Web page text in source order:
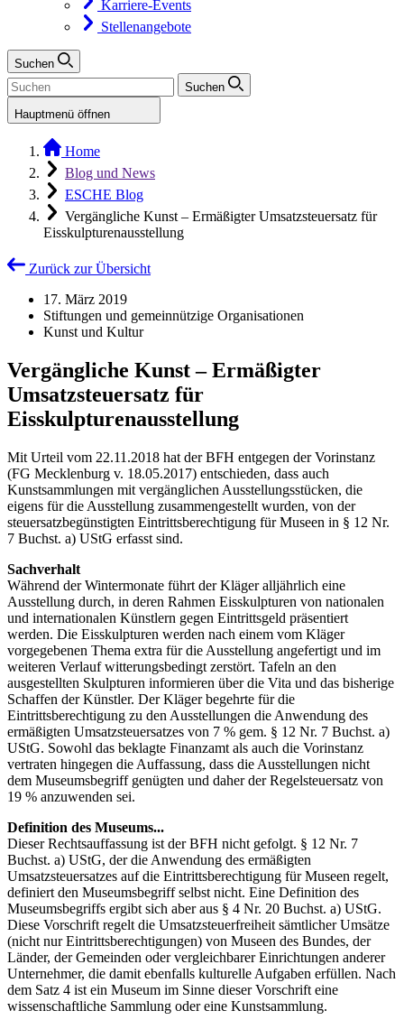
Karriere-Events
Stellenangebote
Suchen
Suchen
Hauptmenü öffnen
Home
Blog und News
ESCHE Blog
Vergängliche Kunst – Ermäßigter Umsatzsteuersatz für
Eisskulpturenausstellung
Zurück zur Übersicht
17. März 2019
Stiftungen und gemeinnützige Organisationen
Kunst und Kultur
Vergängliche Kunst – Ermäßigter
Umsatzsteuersatz für
Eisskulpturenausstellung
Mit Urteil vom 22.11.2018 hat der BFH entgegen der Vorinstanz
(FG Mecklenburg v. 18.05.2017) entschieden, dass auch
Kunstsammlungen mit vergänglichen Ausstellungsstücken, die
eigens für die Ausstellung zusammengestellt wurden, von der
steuersatzbegünstigten Eintrittsberechtigung für Museen in § 12 Nr.
7 Buchst. a) UStG erfasst sind.
Sachverhalt
Während der Wintermonate führt der Kläger alljährlich eine
Ausstellung durch, in deren Rahmen Eisskulpturen von nationalen
und internationalen Künstlern gegen Eintrittsgeld präsentiert
werden. Die Eisskulpturen werden nach einem vom Kläger
vorgegebenen Thema extra für die Ausstellung angefertigt und im
weiteren Verlauf witterungsbedingt zerstört. Tafeln an den
ausgestellten Skulpturen informieren über die Vita und das bisherige
Schaffen der Künstler. Der Kläger begehrte für die
Eintrittsberechtigung zu den Ausstellungen die Anwendung des
ermäßigten Umsatzsteuersatzes von 7 % gem. § 12 Nr. 7 Buchst. a)
UStG. Sowohl das beklagte Finanzamt als auch die Vorinstanz
vertraten hingegen die Auffassung, dass die Ausstellungen nicht
dem Museumsbegriff genügten und daher der Regelsteuersatz von
19 % anzuwenden sei.
Definition des Museums...
Dieser Rechtsauffassung ist der BFH nicht gefolgt. § 12 Nr. 7
Buchst. a) UStG, der die Anwendung des ermäßigten
Umsatzsteuersatzes auf die Eintrittsberechtigung für Museen regelt,
definiert den Museumsbegriff selbst nicht. Eine Definition des
Museumsbegriffs ergibt sich aber aus § 4 Nr. 20 Buchst. a) UStG.
Diese Vorschrift regelt die Umsatzsteuerfreiheit sämtlicher Umsätze
(nicht nur Eintrittsberechtigungen) von Museen des Bundes, der
Länder, der Gemeinden oder vergleichbarer Einrichtungen anderer
Unternehmer, die damit ebenfalls kulturelle Aufgaben erfüllen. Nach
dem Satz 4 ist ein Museum im Sinne dieser Vorschrift eine
wissenschaftliche Sammlung oder eine Kunstsammlung.